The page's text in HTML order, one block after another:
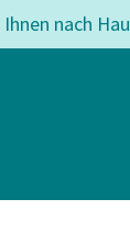
nach